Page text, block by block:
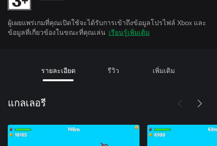
ผู้เผยแพร่เกมที่คุณเปิดใช้จะได้รับการเข้าถึงข้อมูลโปรไฟล์ Xbox และ
ข้อมูลที่เกี่ยวข้องในขณะที่คุณเล่น เรียนรู้เพิ่มเติม
รายละเอียด รีวิว เพิ่มเติม
แกลเลอรี